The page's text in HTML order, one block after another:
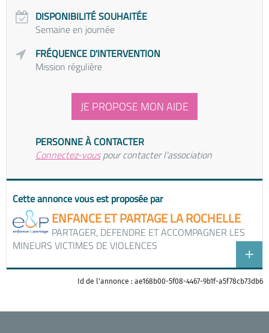
DISPONIBILITÉ SOUHAITÉE
Semaine en journée
FRÉQUENCE D'INTERVENTION
Mission régulière
JE PROPOSE MON AIDE
PERSONNE À CONTACTER
Connectez-vouspour contacter l'association
Cette annonce vous est proposée par
ENFANCE ET PARTAGE LA ROCHELLE
PARTAGER, DEFENDRE ET ACCOMPAGNER LES
MINEURS VICTIMES DE VIOLENCES
Id de l'annonce : ae168b00-5f08-4467-9b1f-a5f78cb73db6